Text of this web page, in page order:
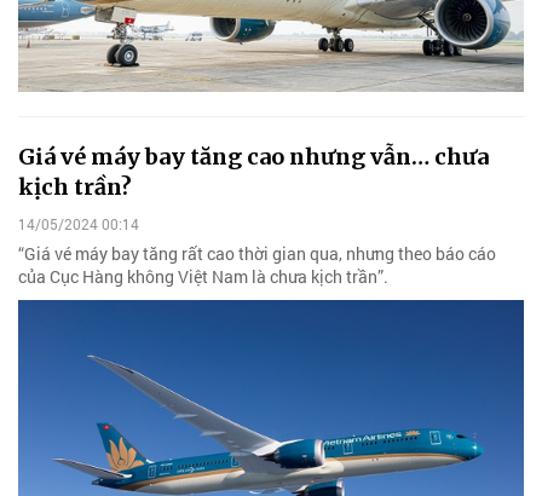
Giá vé máy bay tăng cao nhưng vẫn… chưa
kịch trần?
14/05/2024 00:14
“Giá vé máy bay tăng rất cao thời gian qua, nhưng theo báo cáo
của Cục Hàng không Việt Nam là chưa kịch trần”.